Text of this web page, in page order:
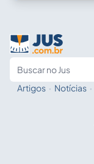
Artigos · Notícias ·